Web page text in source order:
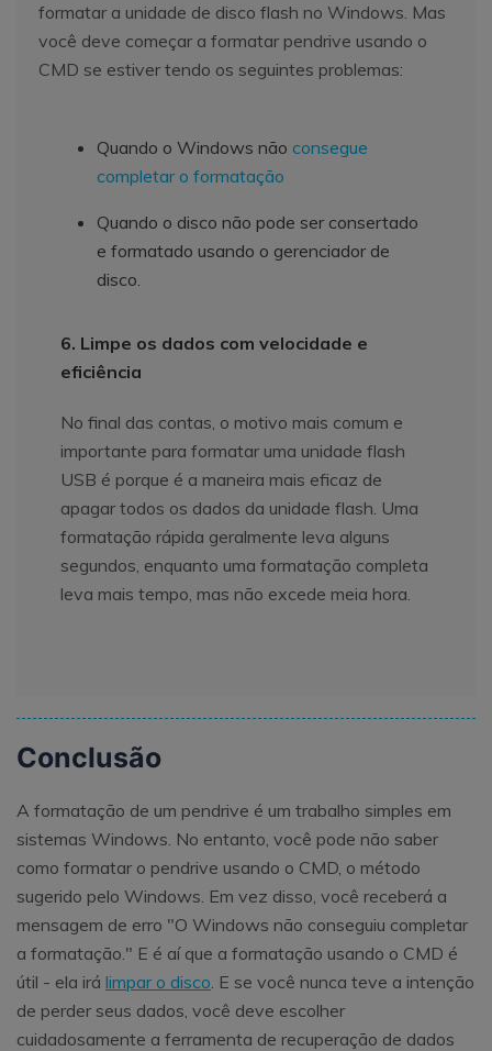
formatar a unidade de disco flash no Windows. Mas
você deve começar a formatar pendrive usando o
CMD se estiver tendo os seguintes problemas:
Quando o Windows não consegue
completar o formatação
Quando o disco não pode ser consertado
e formatado usando o gerenciador de
disco.
6. Limpe os dados com velocidade e
eficiência
No final das contas, o motivo mais comum e
importante para formatar uma unidade flash
USB é porque é a maneira mais eficaz de
apagar todos os dados da unidade flash. Uma
formatação rápida geralmente leva alguns
segundos, enquanto uma formatação completa
leva mais tempo, mas não excede meia hora.
Conclusão
A formatação de um pendrive é um trabalho simples em
sistemas Windows. No entanto, você pode não saber
como formatar o pendrive usando o CMD, o método
sugerido pelo Windows. Em vez disso, você receberá a
mensagem de erro "O Windows não conseguiu completar
a formatação." E é aí que a formatação usando o CMD é
útil - ela irá limpar o disco . E se você nunca teve a intenção
de perder seus dados, você deve escolher
cuidadosamente a ferramenta de recuperação de dados